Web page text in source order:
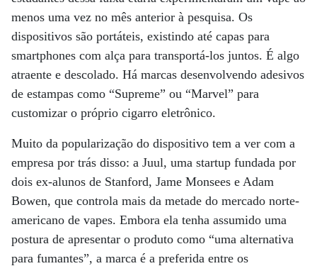
menos uma vez no mês anterior à pesquisa. Os
dispositivos são portáteis, existindo até capas para
smartphones com alça para transportá-los juntos. É algo
atraente e descolado. Há marcas desenvolvendo adesivos
de estampas como “Supreme” ou “Marvel” para
customizar o próprio cigarro eletrônico.
Muito da popularização do dispositivo tem a ver com a
empresa por trás disso: a Juul, uma startup fundada por
dois ex-alunos de Stanford, Jame Monsees e Adam
Bowen, que controla mais da metade do mercado norte-
americano de vapes. Embora ela tenha assumido uma
postura de apresentar o produto como “uma alternativa
para fumantes”, a marca é a preferida entre os